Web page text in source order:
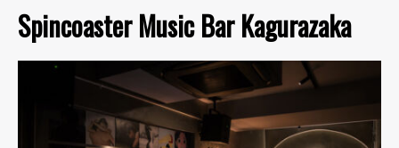
Spincoaster Music Bar Kagurazaka